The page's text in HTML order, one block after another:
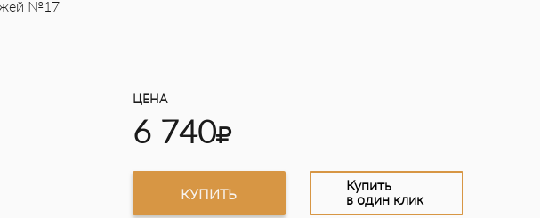
№17
ЦЕНА
6 740
КУПИТЬ
Купить
в один клик